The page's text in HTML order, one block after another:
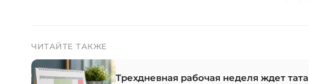
ЧИТАЙТЕ ТАКЖЕ
Трехдневная рабочая неделя ждет